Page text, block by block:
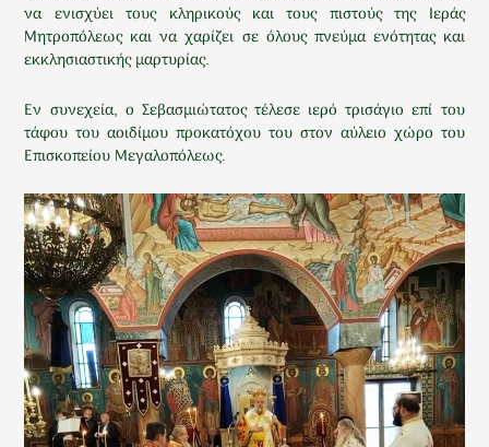
να ενισχύει τους κληρικούς και τους πιστούς της Ιεράς
Μητροπόλεως και να χαρίζει σε όλους πνεύμα ενότητας και
εκκλησιαστικής μαρτυρίας.
Εν συνεχεία, ο Σεβασμιώτατος τέλεσε ιερό τρισάγιο επί του
τάφου του αοιδίμου προκατόχου του στον αύλειο χώρο του
Επισκοπείου Μεγαλοπόλεως.